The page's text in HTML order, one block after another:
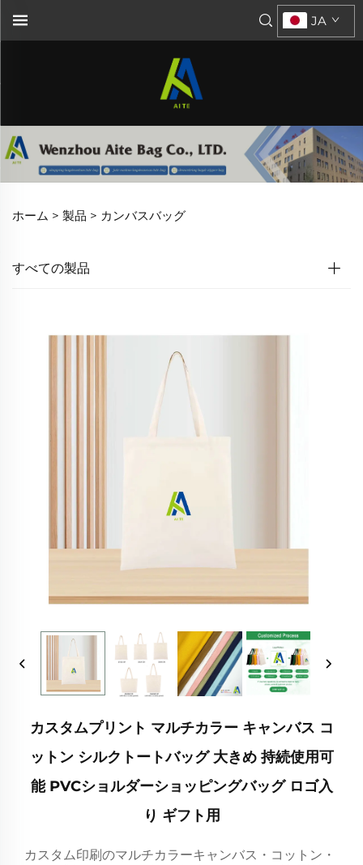
JA
ホーム > 製品 > カンバスバッグ
すべての製品
カスタムプリント マルチカラー キャンバス コ
ットン シルクトートバッグ 大きめ 持続使用可
能 PVCショルダーショッピングバッグ ロゴ入
り ギフト用
カスタム印刷のマルチカラーキャンバス・コットン・